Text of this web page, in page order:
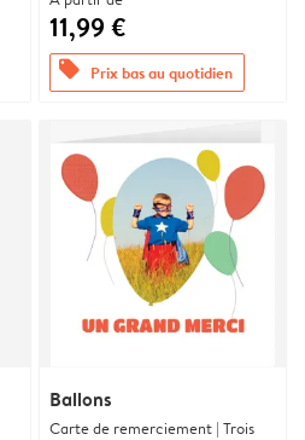
11,99 €
offers Prix bas au quotidien
Ballons
Carte de remerciement | Trois